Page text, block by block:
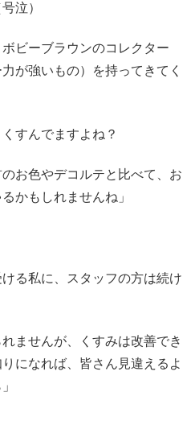
泣）
ビーブラウンのコレクター
が強いもの）を持ってきてく
すんでますよね？
のお色やデコルテと比べて、お
かもしれませんね」
る私に、スタッフの方は続け
ませんが、くすみは改善でき
になれば、皆さん見違えるよ